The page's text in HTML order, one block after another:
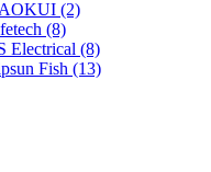
(2)
(8)
Electrical (8)
Fish (13)